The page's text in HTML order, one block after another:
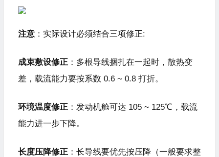
注意：实际设计必须结合三项修正:
成束敷设修正：多根导线捆扎在一起时，散热变
差，载流能力要按系数 0.6 ~ 0.8 打折。
环境温度修正：发动机舱可达 105 ~ 125℃，载流
能力进一步下降。
长度压降修正：长导线要优先按压降（一般要求整